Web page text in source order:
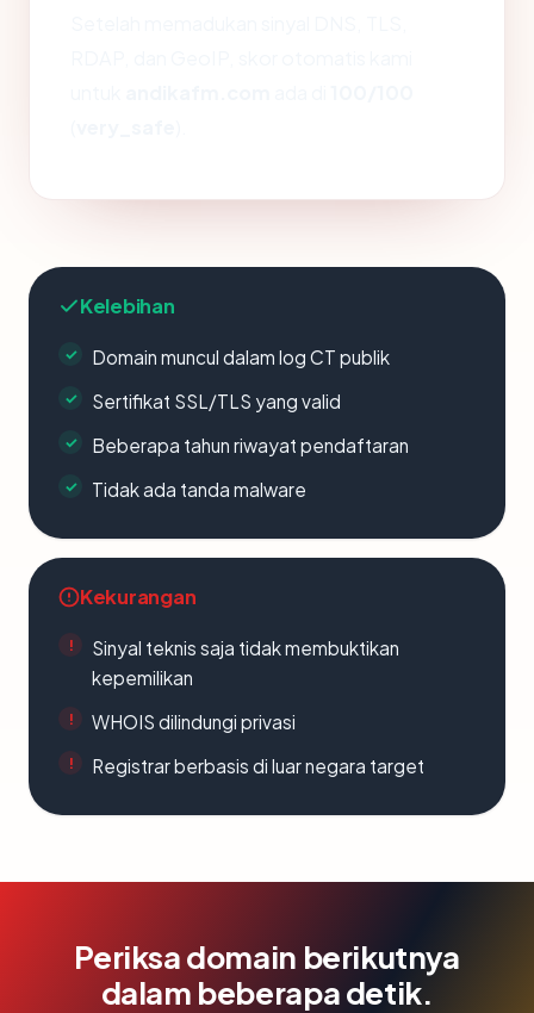
Kelebihan
Domain muncul dalam log CT publik
Sertifikat SSL/TLS yang valid
Beberapa tahun riwayat pendaftaran
Tidak ada tanda malware
Kekurangan
Sinyal teknis saja tidak membuktikan
kepemilikan
WHOIS dilindungi privasi
Registrar berbasis di luar negara target
Periksa domain berikutnya
dalam beberapa detik.